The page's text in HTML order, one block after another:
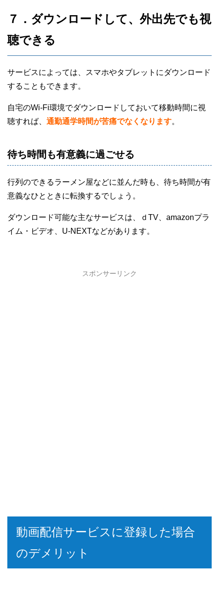
７．ダウンロードして、外出先でも視
聴できる
サービスによっては、スマホやタブレットにダウンロード
することもできます。
自宅のWi-Fi環境でダウンロードしておいて移動時間に視
聴すれば、 通勤通学時間が苦痛でなくなります。
待ち時間も有意義に過ごせる
行列のできるラーメン屋などに並んだ時も、待ち時間が有
意義なひとときに転換するでしょう。
ダウンロード可能な主なサービスは、ｄTV、amazonプラ
イム・ビデオ、U-NEXTなどがあります。
スポンサーリンク
動画配信サービスに登録した場合
のデメリット